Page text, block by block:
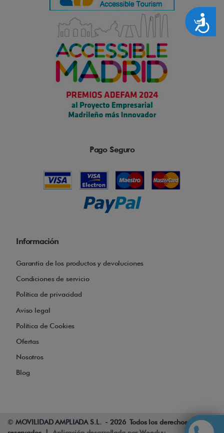
Accesibilidad
Pago Seguro
Información
Garantía de los productos y devoluciones
Condiciones de servicio
Política de privacidad
Aviso legal
Política de Cookies
Ofertas
Nosotros
Blog
© MOVILIDAD AMPLIADA S.L. - 2026 Todos los derechos